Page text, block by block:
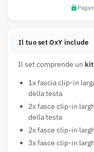
Il tuo set OxY include
Il set comprende un
1x fascia clip-in
della testa
2x fasce clip-in
della testa
2x fasce clip-in
3x fasce clip-in